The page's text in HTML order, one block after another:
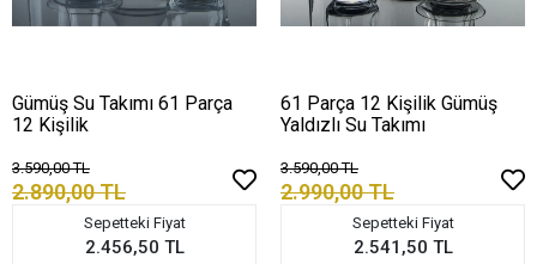
Gümüş Su Takımı 61 Parça
12 Kişilik
3.590,00 TL
2.890,00 TL
Sepetteki Fiyat
2.456,50 TL
61 Parça 12 Kişilik Gümüş
Yaldızlı Su Takımı
3.590,00 TL
2.990,00 TL
Sepetteki Fiyat
2.541,50 TL